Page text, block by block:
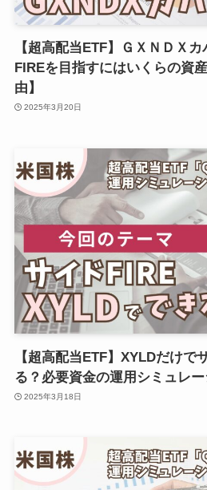
【超高配当ETF】ＧＸＮＤＸ
FIREを目指すにはいくらの資
由】
2025年3月20日
【超高配当ETF】XYLDだけで
る？必要資金の運用シミュレー
2025年3月18日